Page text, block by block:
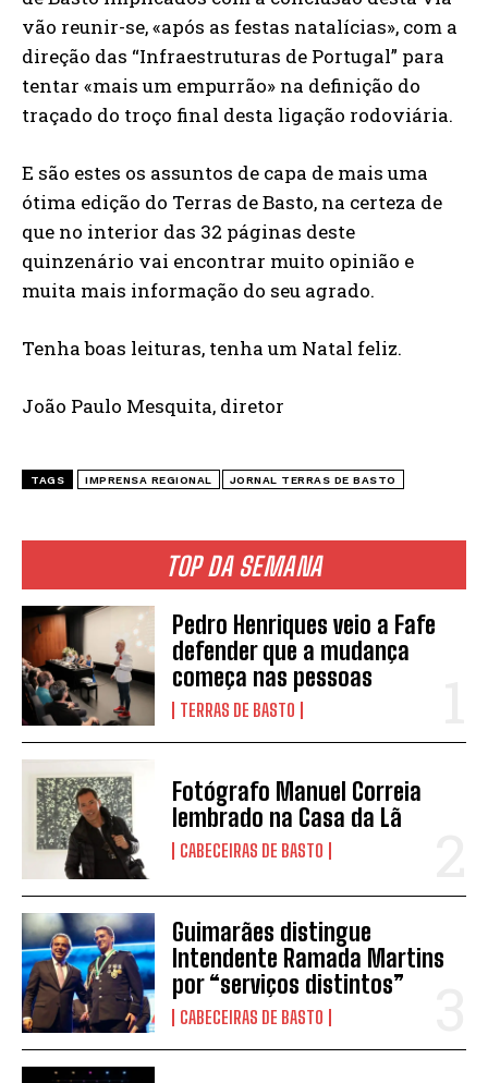
TOP DA SEMANA
Pedro Henriques veio a Fafe
defender que a mudança
começa nas pessoas
TERRAS DE BASTO
Fotógrafo Manuel Correia
lembrado na Casa da Lã
CABECEIRAS DE BASTO
Guimarães distingue
Intendente Ramada Martins
por “serviços distintos”
CABECEIRAS DE BASTO
vão reunir-se, «após as festas natalícias», com a
direção das “Infraestruturas de Portugal” para
tentar «mais um empurrão» na definição do
traçado do troço final desta ligação rodoviária.
E são estes os assuntos de capa de mais uma
ótima edição do Terras de Basto, na certeza de
que no interior das 32 páginas deste
quinzenário vai encontrar muito opinião e
muita mais informação do seu agrado.
Tenha boas leituras, tenha um Natal feliz.
João Paulo Mesquita, diretor
TAGS IMPRENSA REGIONAL JORNAL TERRAS DE BASTO